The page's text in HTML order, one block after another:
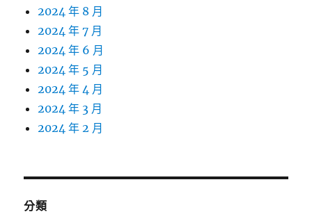
2024 年 8 月
2024 年 7 月
2024 年 6 月
2024 年 5 月
2024 年 4 月
2024 年 3 月
2024 年 2 月
分類